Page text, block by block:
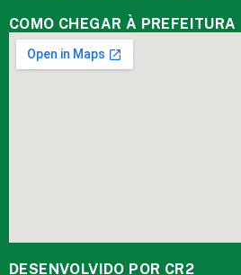
COMO CHEGAR À PREFEITURA
DESENVOLVIDO POR CR2